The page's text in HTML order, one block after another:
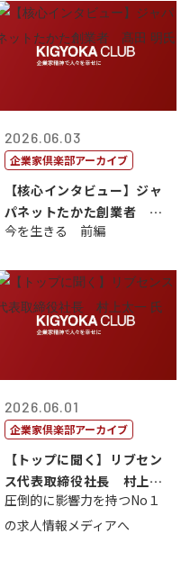
2026.06.03
企業家倶楽部アーカイブ
【核心インタビュー】ジャ
パネットたかた創業者 髙
田 明氏
今を生きる 前編
2026.06.01
企業家倶楽部アーカイブ
【トップに聞く】リブセン
ス代表取締役社長 村上太
一 氏
圧倒的に影響力を持つNo１
の求人情報メディアへ